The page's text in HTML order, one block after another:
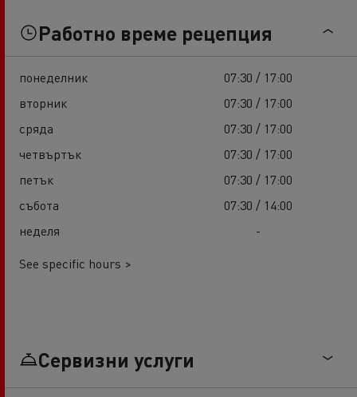
Работно време рецепция
понеделник
07:30 / 17:00
вторник
07:30 / 17:00
сряда
07:30 / 17:00
четвъртък
07:30 / 17:00
петък
07:30 / 17:00
събота
07:30 / 14:00
неделя
-
See specific hours >
Сервизни услуги